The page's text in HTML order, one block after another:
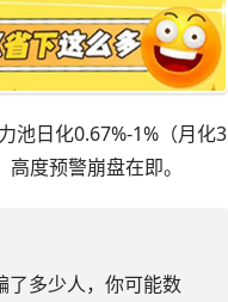
池日化0.67%-1%（月化3
度预警崩盘在即。
多少人，你可能数